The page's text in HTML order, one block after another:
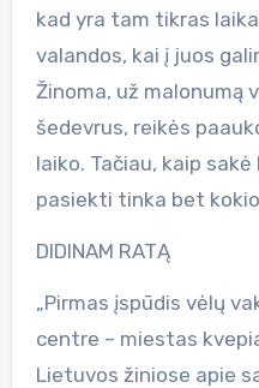
kad yra tam tikras
valandos, kai į juos
Žinoma, už malonumą
šedevrus, reikės
laiko. Tačiau, kaip
pasiekti tinka bet
DIDINAM RATĄ
„Pirmas įspūdis vėlų
centre – miestas
Lietuvos žiniose apie